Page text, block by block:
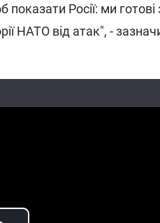
показати Росії: ми готові
НАТО від атак", -